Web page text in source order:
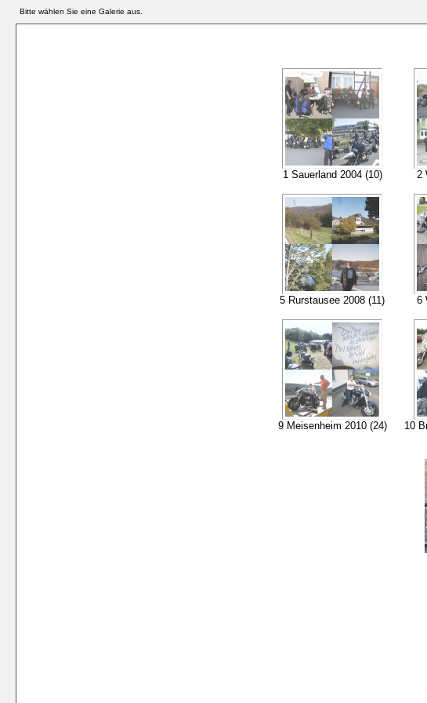
Bitte wählen Sie eine Galerie aus.
1 Sauerland 2004 (10) 2
5 Rurstausee 2008 (11) 6
9 Meisenheim 2010 (24) 10